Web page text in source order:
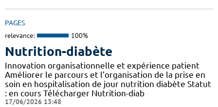
PAGES
relevance: 100%
Nutrition-diabète
Innovation organisationnelle et expérience patient
Améliorer le parcours et l’organisation de la prise en
soin en hospitalisation de jour nutrition diabète Statut
: en cours Télécharger Nutrition-diab
17/06/2026 13:48